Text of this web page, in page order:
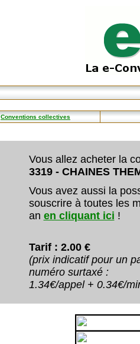
Conventions collectives
Vous allez acheter la
3319 - CHAINES
Vous avez aussi la
souscrire à toutes les
an en cliquant ici !
Tarif : 2.00 €
(prix indicatif pour un
numéro surtaxé :
1.34€/appel + 0.34€/